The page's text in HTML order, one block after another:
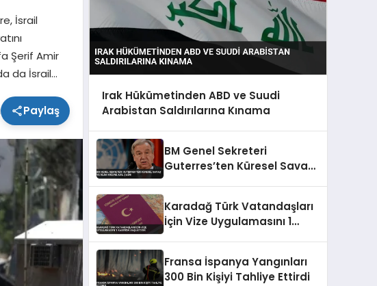
İsrail
Şerif Amir
da İsrail…
Paylaş
Irak Hükümetinden ABD ve Suudi
Arabistan Saldırılarına Kınama
BM Genel Sekreteri
Guterres’ten Küresel Savaş
Karadağ Türk Vatandaşları
İçin Vize Uygulamasını 1
Fransa İspanya Yangınları
300 Bin Kişiyi Tahliye Ettirdi